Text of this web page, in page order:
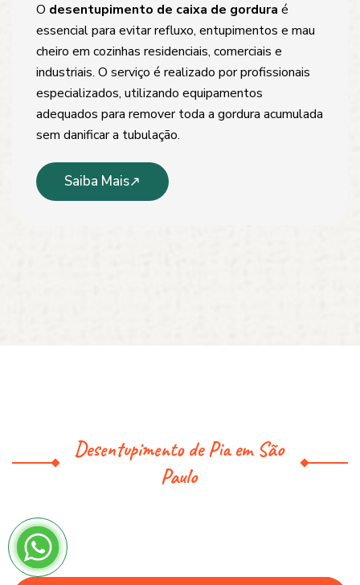
O desentupimento de caixa de gordura é
essencial para evitar refluxo, entupimentos e mau
cheiro em cozinhas residenciais, comerciais e
industriais. O serviço é realizado por profissionais
especializados, utilizando equipamentos
adequados para remover toda a gordura acumulada
sem danificar a tubulação.
Saiba Mais
Desentupimento de Pia em São
Paulo